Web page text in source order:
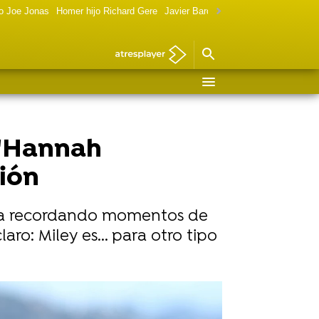
Joe Jonas Homer hijo Richard Gere Javier Bardem política
recordando momentos de
Miley es... para otro tipo
Break' destapa la polémica